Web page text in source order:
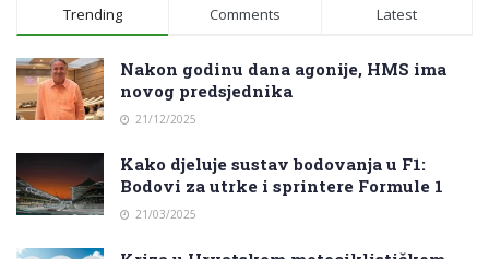
Trending Comments Latest
Nakon godinu dana agonije, HMS ima
novog predsjednika
21/12/2025
Kako djeluje sustav bodovanja u F1:
Bodovi za utrke i sprintere Formule 1
21/03/2025